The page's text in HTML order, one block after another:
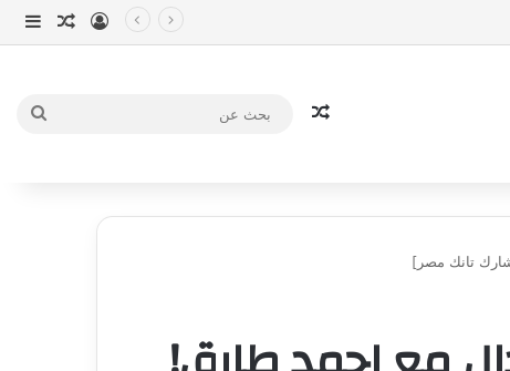
تسجيلمقال
مقال عشوائي
بحث
تانك مصر]